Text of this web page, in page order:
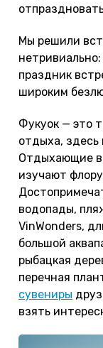
Мы решили
праздник
широким
Фукуок — это
отдыха,
Отдыхающие в
изучают
водопады,
VinWonders,
большой
рыбацкая
перечная
сувениры
взять